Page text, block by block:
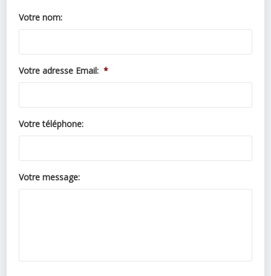
Votre nom:
Votre adresse Email: *
Votre téléphone:
Votre message: